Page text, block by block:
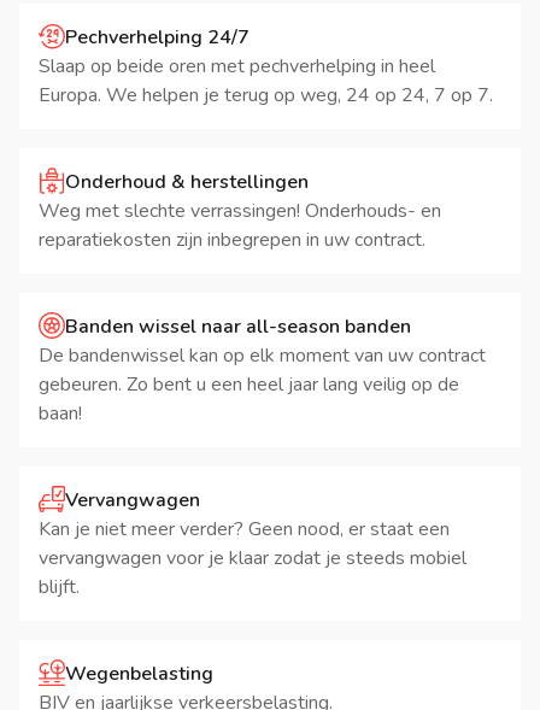
Pechverhelping 24/7
Slaap op beide oren met pechverhelping in heel
Europa. We helpen je terug op weg, 24 op 24, 7 op 7.
Onderhoud & herstellingen
Weg met slechte verrassingen! Onderhouds- en
reparatiekosten zijn inbegrepen in uw contract.
Banden wissel naar all-season banden
De bandenwissel kan op elk moment van uw contract
gebeuren. Zo bent u een heel jaar lang veilig op de
baan!
Vervangwagen
Kan je niet meer verder? Geen nood, er staat een
vervangwagen voor je klaar zodat je steeds mobiel
blijft.
Wegenbelasting
BIV en jaarlijkse verkeersbelasting.